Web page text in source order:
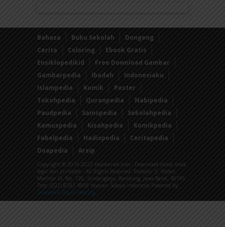
Bahasa Buku Sekolah
Dongeng
Cerita
Coloring
Ebook Gratis
Ensiklopedikid
Free Download Gambar
Gambarpedia
Ibadah
Indonesiaku
Islampedia
Komik
Poster
Tokohpedia
Quranpedia
Nabipedia
Paudpedia
Sainspedia
Sekolahpedia
Kamuspedia
Kisahpedia
Komikpedia
Fabelpedia
Hadispedia
Ceritapedia
Doapedia
Arsip
Copyright © 2016-2023 ebookanak.com - Download ebook anak
legal dan printable - All Rights Reserved. Redaksi: Jl. Raden
Mochtar III, No. 126, Sindanglaya, Bandung, Jawa Barat, 40195
Telp: (022) 8782 4898 Yayasan Sebaca Indonesia Powered by
Dewaweb Cloud Hosting